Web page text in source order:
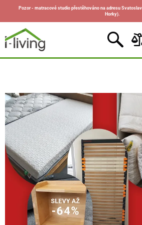
Pozor - matracové studio přestěhováno na adresu
Horky).